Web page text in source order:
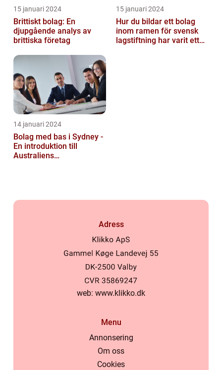
15 januari 2024
Brittiskt bolag: En
djupgående analys av
brittiska företag
15 januari 2024
Hur du bildar ett bolag
inom ramen för svensk
lagstiftning har varit ett
14 januari 2024
Bolag med bas i Sydney -
En introduktion till
Australiens
Adress
web: www.klikko.dk
Menu
Annonsering
Om oss
Cookies